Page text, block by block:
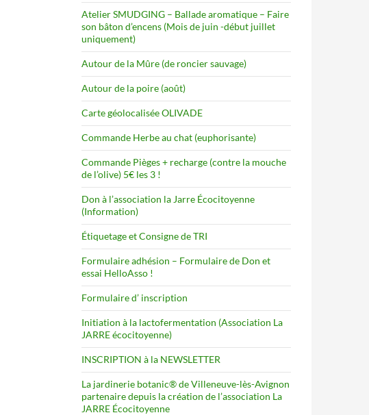
Atelier SMUDGING – Ballade aromatique – Faire
son bâton d’encens (Mois de juin -début juillet
uniquement)
Autour de la Mûre (de roncier sauvage)
Autour de la poire (août)
Carte géolocalisée OLIVADE
Commande Herbe au chat (euphorisante)
Commande Pièges + recharge (contre la mouche
de l’olive) 5€ les 3 !
Don à l’association la Jarre Écocitoyenne
(Information)
Étiquetage et Consigne de TRI
Formulaire adhésion – Formulaire de Don et
essai HelloAsso !
Formulaire d’ inscription
Initiation à la lactofermentation (Association La
JARRE écocitoyenne)
INSCRIPTION à la NEWSLETTER
La jardinerie botanic® de Villeneuve-lès-Avignon
partenaire depuis la création de l’association La
JARRE Écocitoyenne